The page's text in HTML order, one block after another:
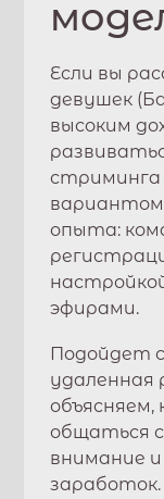
Если вы
девушек (
высоким
опыта:
эфирами.
Подойдет
удаленная
общаться
внимание